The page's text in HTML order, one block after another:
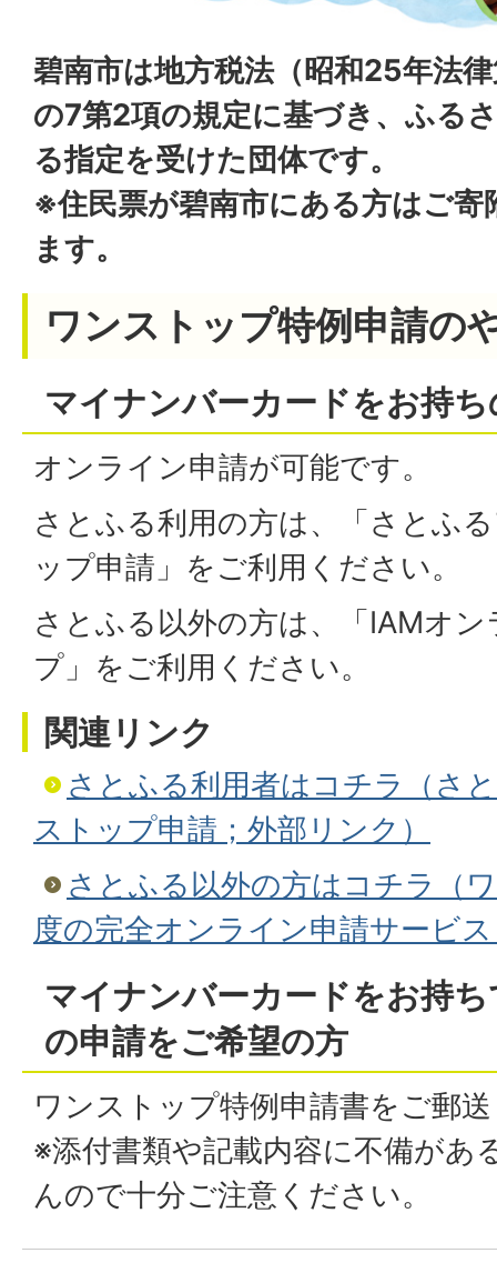
碧南市は地方税法（昭和25年法
の7第2項の規定に基づき、ふる
る指定を受けた団体です。
※住民票が碧南市にある方はご寄
ます。
ワンストップ特例申請の
マイナンバーカードをお持ち
オンライン申請が可能です。
さとふる利用の方は、「さとふ
ップ申請」をご利用ください。
さとふる以外の方は、「IAMオ
プ」をご利用ください。
関連リンク
さとふる利用者はコチラ（さ
ストップ申請；外部リンク）
さとふる以外の方はコチラ（
度の完全オンライン申請サービ
マイナンバーカードをお持
の申請をご希望の方
ワンストップ特例申請書をご郵
※添付書類や記載内容に不備があ
んので十分ご注意ください。